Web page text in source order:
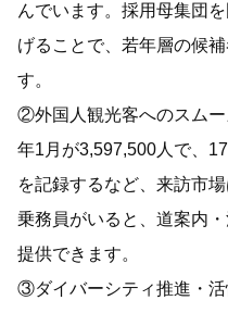
んでいます。採用母集団
げることで、若年層の候
す。
②外国人観光客へのスム
年1月が3,597,500人で、
を記録するなど、来訪市
乗務員がいると、道案内
提供できます。
③ダイバーシティ推進・